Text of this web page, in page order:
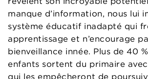
manque d’information, nous lui
système éducatif inadapté qui
apprentissage et n’encourage
bienveillance innée. Plus de 40
enfants sortent du primaire
qui les empêcheront de